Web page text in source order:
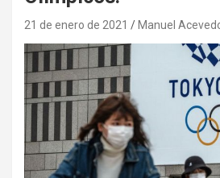
21 de enero de 2021 Manuel